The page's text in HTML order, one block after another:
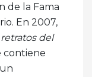
de la Fama
En 2007,
del
contiene